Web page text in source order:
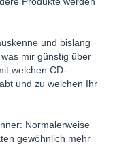
und bislang
mir günstig über
welchen CD-
und zu welchen Ihr
Normalerweise
gewöhnlich mehr